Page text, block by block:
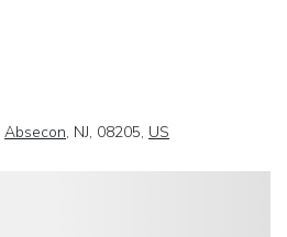
Absecon, NJ, 08205, US